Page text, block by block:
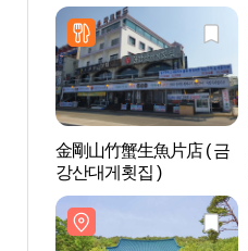
金剛山竹蟹生魚片店 ( 금
강산대게횟집 )